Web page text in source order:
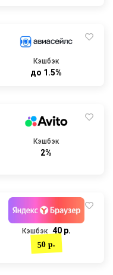
Кэшбэк
до 1.5%
Кэшбэк
2%
Кэшбэк 40 р.
50 р.